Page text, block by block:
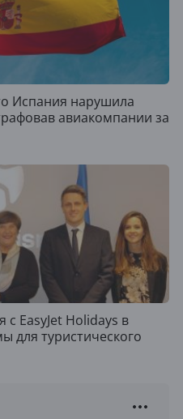
Испания нарушила
авиакомпании за
EasyJet Holidays в
для туристического